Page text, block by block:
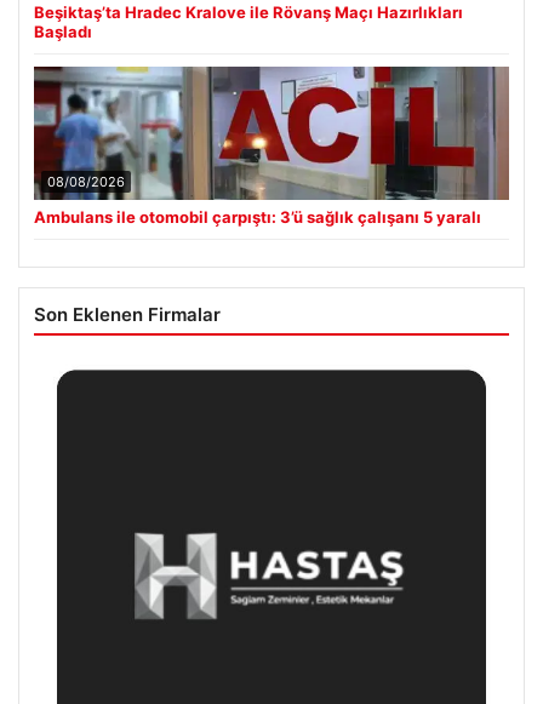
Beşiktaş’ta Hradec Kralove ile Rövanş Maçı Hazırlıkları
Başladı
08/08/2026
Ambulans ile otomobil çarpıştı: 3’ü sağlık çalışanı 5 yaralı
Son Eklenen Firmalar